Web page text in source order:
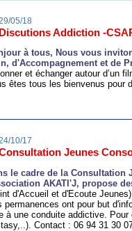
05/18
Discutions Addiction -
à tous, Nous vous
d'Accompagnement et de
et échanger autour d’un
êtes tous les bienvenus pour
10/17
Jeunes
le cadre de la Consultation
AKATI'J, propose
d'Accueil et d'Ecoute
permanences ont pour but
à une conduite addictive.
Contact : 06 94 31 30